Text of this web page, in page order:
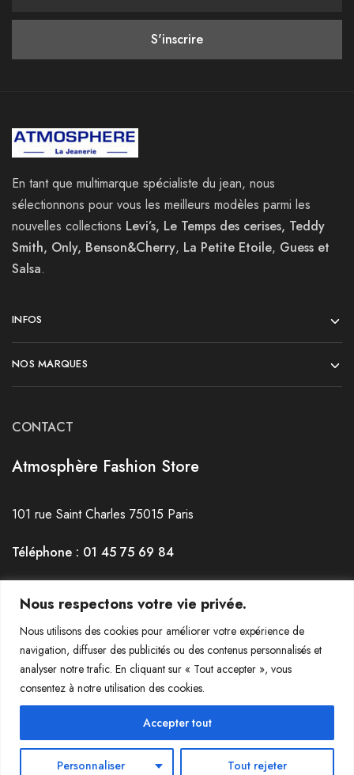
Nous respectons votre vie privée.
Nous utilisons des cookies pour améliorer votre expérience de
navigation, diffuser des publicités ou des contenus personnalisés et
analyser notre trafic. En cliquant sur « Tout accepter », vous
consentez à notre utilisation des cookies.
Personnaliser Tout rejeter
Accepter tout
En tant que multimarque spécialiste du jean, nous
sélectionnons pour vous les meilleurs modèles parmi les
nouvelles collections Levi’s, Le Temps des cerises, Teddy
Smith, Only, Benson&Cherry, La Petite Etoile, Guess et
Salsa.
INFOS
NOS MARQUES
CONTACT
Atmosphère Fashion Store
101 rue Saint Charles 75015 Paris
Téléphone : 01 45 75 69 84
Horaires : du mardi au Samedi de 12h30 à 19h30